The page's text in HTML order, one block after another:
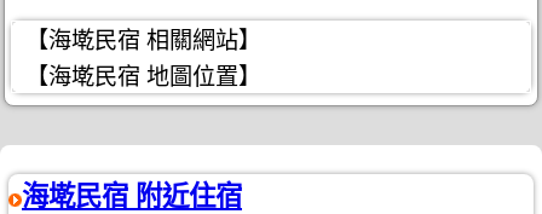
【海墘民宿 相關網站】
【海墘民宿 地圖位置】
海墘民宿 附近住宿